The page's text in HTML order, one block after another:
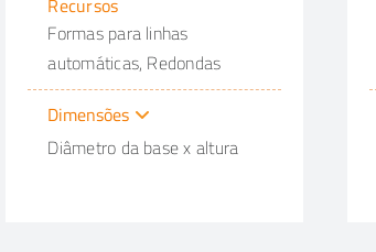
Recursos
Formas para linhas
automáticas, Redondas
Dimensões
Diâmetro da base x altura